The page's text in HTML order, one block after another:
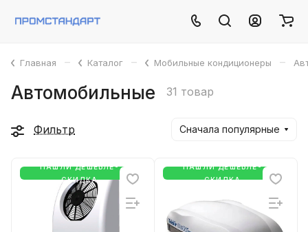
Главная – Каталог – Мобильные кондиционеры –
Автомобильные 31 товар
Фильтр Сначала популярные
НАШЛИ ДЕШЕВЛЕ-
СКИДКА
НАШЛИ ДЕШЕВЛЕ-
СКИДКА